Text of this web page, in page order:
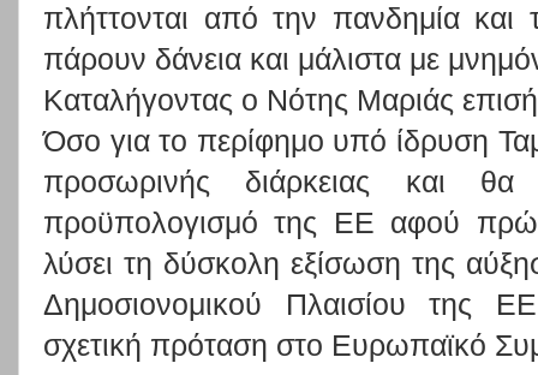
πλήττονται από την πανδημία και
πάρουν δάνεια και μάλιστα με
Καταλήγοντας ο Νότης Μαριάς
Όσο για το περίφημο υπό ίδρυση
προσωρινής διάρκειας και
προϋπολογισμό της ΕΕ αφού
λύσει τη δύσκολη εξίσωση της
Δημοσιονομικού Πλαισίου της
σχετική πρόταση στο Ευρωπαϊκό